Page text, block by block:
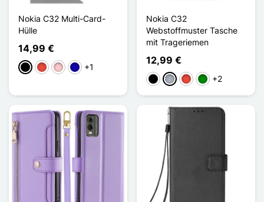
Nokia C32 Multi-Card-
Hülle
14,99 €
Schwarz
Rot PinkDunkelblau
+1
Nokia C32
Webstoffmuster Tasche
mit Trageriemen
12,99 €
Schwarz
GrauRot Grün+2